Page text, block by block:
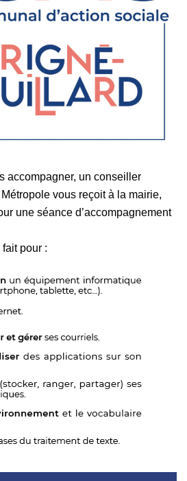
accompagner, un conseiller
vous reçoit à la mairie,
une séance d’accompagnement
fait pour :